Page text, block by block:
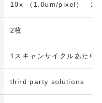
10x （1.0um/pixel）
2枚
1スキャンサイクルあたり
third party solutions